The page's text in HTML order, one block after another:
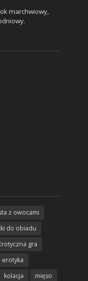
marchwiowy,
z owocami
do obiadu
gra
erotyka
kolacja
mięso